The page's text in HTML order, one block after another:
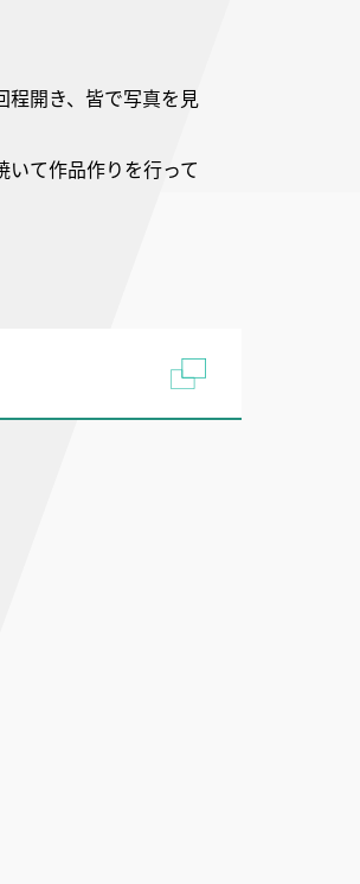
程開き、皆で写真を見
て作品作りを行って